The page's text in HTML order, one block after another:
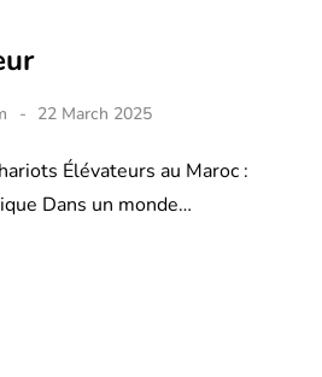
22 March 2025
Élévateurs au Maroc :
Dans un monde…